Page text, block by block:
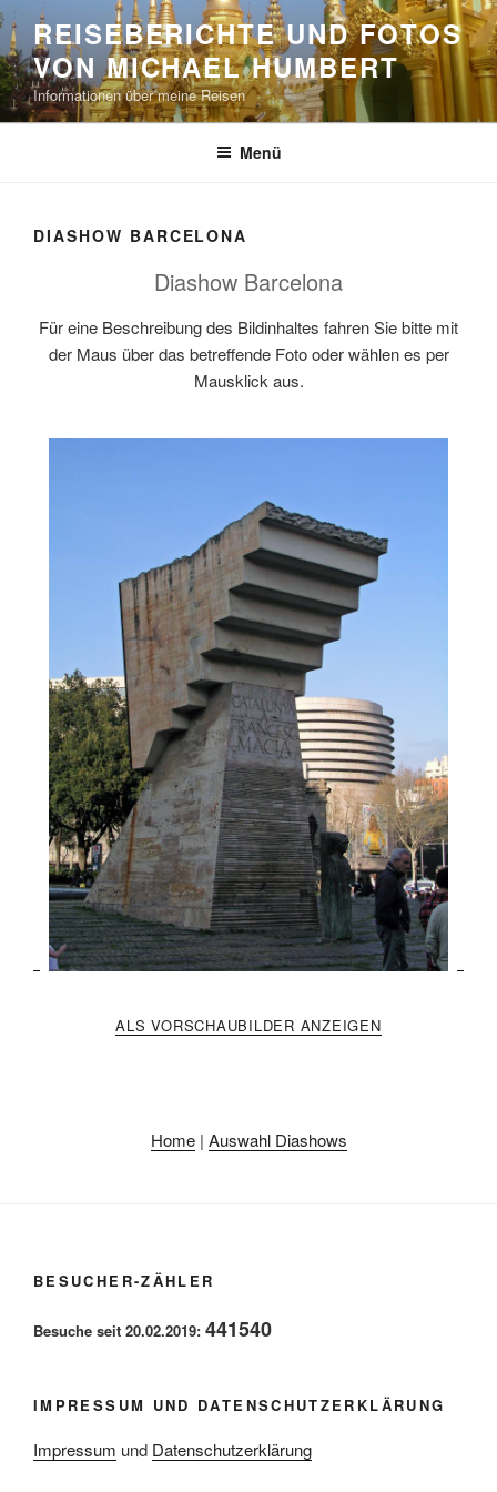
Zum
Inhalt
springen
REISEBERICHTE UND FOTOS
VON MICHAEL HUMBERT
Informationen über meine Reisen
Menü
DIASHOW BARCELONA
Diashow Barcelona
Für eine Beschreibung des Bildinhaltes fahren Sie bitte mit
der Maus über das betreffende Foto oder wählen es per
Mausklick aus.
ALS VORSCHAUBILDER ANZEIGEN
Home| Auswahl Diashows
BESUCHER-ZÄHLER
Besuche seit 20.02.2019: 441540
IMPRESSUM UND DATENSCHUTZERKLÄRUNG
Impressum und Datenschutzerklärung